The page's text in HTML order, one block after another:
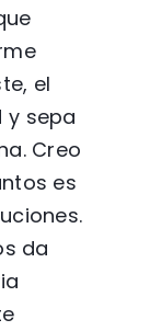
el
y sepa
Creo
es
da